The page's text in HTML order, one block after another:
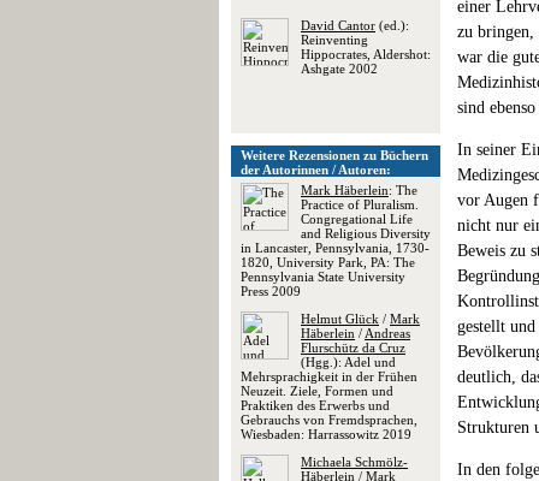
David Cantor (ed.):
Reinventing
Hippocrates, Aldershot:
Ashgate 2002
Weitere Rezensionen zu Büchern
der Autorinnen / Autoren:
Mark Häberlein: The
Practice of Pluralism.
Congregational Life
and Religious Diversity
in Lancaster, Pennsylvania, 1730-
1820, University Park, PA: The
Pennsylvania State University
Press 2009
Helmut Glück / Mark
Häberlein / Andreas
Flurschütz da Cruz
(Hgg.): Adel und
Mehrsprachigkeit in der Frühen
Neuzeit. Ziele, Formen und
Praktiken des Erwerbs und
Gebrauchs von Fremdsprachen,
Wiesbaden: Harrassowitz 2019
Michaela Schmölz-
Häberlein / Mark
einer
zu bringen,
war die
sind
In seiner
vor Augen
nicht nur
Beweis zu
gestellt
deutlich,
Strukturen
In den